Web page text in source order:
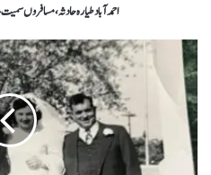
احمدآبادطیارہ حادثہ،مسافروں سمیت 294افرادہلاک،1زندہ بچ گیا